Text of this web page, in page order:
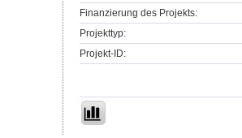
Finanzierung des Projekts:
Projekttyp:
Projekt-ID: